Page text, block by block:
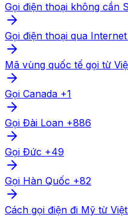
Gọi điện thoại không cần
Gọi điện thoại qua
Mã vùng quốc tế gọi từ
Gọi Canada +1
Gọi Đài Loan +886
Gọi Đức +49
Gọi Hàn Quốc +82
Cách gọi điện đi Mỹ từ